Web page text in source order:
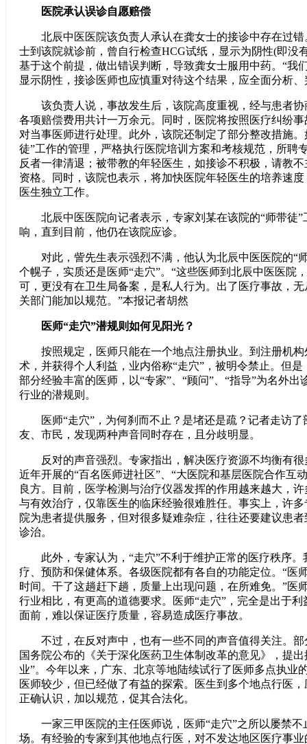
医院承认误诊自愿赔偿
北辰中医医院该负责人承认在龚女士的接诊中存在过错
士到该院就诊前，曾自行检查HCG试纸，显示为阴性(即没
基于这个前提，做出错误判断，导致龚女士服用中药。“我
显示阴性，接诊医师也应慎重对待这个结果，应全面分析、
该负责人说，事故发生后，该院高度重视，经与患者协
各项赔偿费用共计一万余元。同时，医院将按照医疗纠纷
对当事医师进行处理。此外，该院还制定了部分整改措施
徒”工作的管理，严格执行医院培训方案和考核规范，所聘
反者一律清退；被带教的年轻医生，如接诊不积极，请教
资格。同时，该院也表示，将加快医院年轻医生的培养速度
医生独立工作。
北辰中医医院向记者表示，专家刘某在该院的“师带徒”
响，直到目前，他仍在该院应诊。
对此，訾先生表示强烈不满，他认为北辰中医医院的“
个幌子，实质还是医师“走穴”。“这些医师到北辰中医医院
可，更没有在卫生局备案，是私人行为。出了医疗事故，
关部门能加以规范。”本报记者胡然
医师“走穴”潜规则如何见阳光？
按照规定，医师只能在一个地点注册执业。到注册机构
术，并获得个人利益，业内俗称“走穴”，被明令禁止。但
部分经验丰富的医师，以“专家”、“顾问”、“指导”为名外出
行业的潜规则。
医师“走穴”，为何刹而不止？是堵还是疏？记者走访了
友、市民，发现两种声音同时存在，且分歧明显。
反对的声音强烈。专家指出，解决医疗资源不均衡有很
近年开展的“百名医师进社区”、“大医院和基层医院合作互
良方。目前，医学检测与治疗仪器发挥的作用越来越大，
与有效治疗，仅靠医生的临床经验很难胜任。事实上，许
院为患者提供服务，但对很多疑难杂症，往往还要建议患
诊治。
此外，专家认为，“走穴”不利于维护正常的医疗秩序。
疗、预防和保健体系。各级医院都有各自的功能定位。“医
时间。干了这趟赶下趟，质量上出现问题，在所难免。”医
行业相比，有更高的道德要求。医师“走穴”，完全是出于
面前，难以保证医疗质量，容易造成医疗事故。
不过，在反对声中，也有一些不同的声音值得关注。部
国务院公布的《关于深化医药卫生体制改革的意见》，提
业”。今年以来，广东、北京等地陆续试行了医师多点执业
医师较少，但已经做了有益的探索。医生到多个地点行医
正确认识，加以规范，促其合法化。
一家三甲医院的主任医师说，医师“走穴”之所以屡禁不
场。有经验的专家到其他地点行医，对不发达地区医疗事